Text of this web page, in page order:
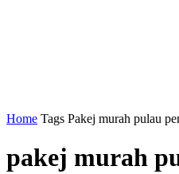
Home Tags Pakej murah pulau
pakej murah